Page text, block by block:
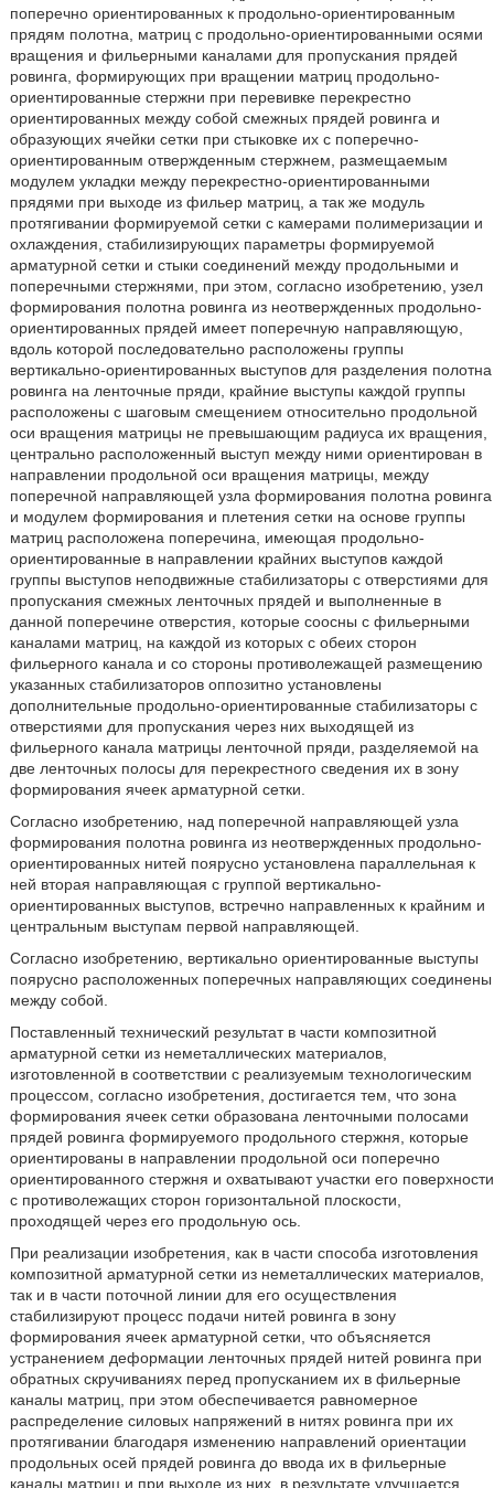
поперечно ориентированных к продольно-ориентированным
прядям полотна, матриц с продольно-ориентированными осями
вращения и фильерными каналами для пропускания прядей
ровинга, формирующих при вращении матриц продольно-
ориентированные стержни при перевивке перекрестно
ориентированных между собой смежных прядей ровинга и
образующих ячейки сетки при стыковке их с поперечно-
ориентированным отвержденным стержнем, размещаемым
модулем укладки между перекрестно-ориентированными
прядями при выходе из фильер матриц, а так же модуль
протягивании формируемой сетки с камерами полимеризации и
охлаждения, стабилизирующих параметры формируемой
арматурной сетки и стыки соединений между продольными и
поперечными стержнями, при этом, согласно изобретению, узел
формирования полотна ровинга из неотвержденных продольно-
ориентированных прядей имеет поперечную направляющую,
вдоль которой последовательно расположены группы
вертикально-ориентированных выступов для разделения полотна
ровинга на ленточные пряди, крайние выступы каждой группы
расположены с шаговым смещением относительно продольной
оси вращения матрицы не превышающим радиуса их вращения,
центрально расположенный выступ между ними ориентирован в
направлении продольной оси вращения матрицы, между
поперечной направляющей узла формирования полотна ровинга
и модулем формирования и плетения сетки на основе группы
матриц расположена поперечина, имеющая продольно-
ориентированные в направлении крайних выступов каждой
группы выступов неподвижные стабилизаторы с отверстиями для
пропускания смежных ленточных прядей и выполненные в
данной поперечине отверстия, которые соосны с фильерными
каналами матриц, на каждой из которых с обеих сторон
фильерного канала и со стороны противолежащей размещению
указанных стабилизаторов оппозитно установлены
дополнительные продольно-ориентированные стабилизаторы с
отверстиями для пропускания через них выходящей из
фильерного канала матрицы ленточной пряди, разделяемой на
две ленточных полосы для перекрестного сведения их в зону
формирования ячеек арматурной сетки.
Согласно изобретению, над поперечной направляющей узла
формирования полотна ровинга из неотвержденных продольно-
ориентированных нитей поярусно установлена параллельная к
ней вторая направляющая с группой вертикально-
ориентированных выступов, встречно направленных к крайним и
центральным выступам первой направляющей.
Согласно изобретению, вертикально ориентированные выступы
поярусно расположенных поперечных направляющих соединены
между собой.
Поставленный технический результат в части композитной
арматурной сетки из неметаллических материалов,
изготовленной в соответствии с реализуемым технологическим
процессом, согласно изобретения, достигается тем, что зона
формирования ячеек сетки образована ленточными полосами
прядей ровинга формируемого продольного стержня, которые
ориентированы в направлении продольной оси поперечно
ориентированного стержня и охватывают участки его поверхности
с противолежащих сторон горизонтальной плоскости,
проходящей через его продольную ось.
При реализации изобретения, как в части способа изготовления
композитной арматурной сетки из неметаллических материалов,
так и в части поточной линии для его осуществления
стабилизируют процесс подачи нитей ровинга в зону
формирования ячеек арматурной сетки, что объясняется
устранением деформации ленточных прядей нитей ровинга при
обратных скручиваниях перед пропусканием их в фильерные
каналы матриц, при этом обеспечивается равномерное
распределение силовых напряжений в нитях ровинга при их
протягивании благодаря изменению направлений ориентации
продольных осей прядей ровинга до ввода их в фильерные
каналы матриц и при выходе из них, в результате улучшается